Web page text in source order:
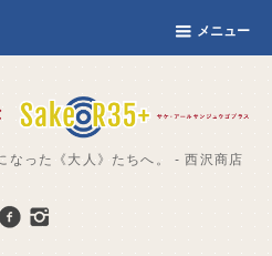
メニュー
なった《大人》たちへ。 - 西沢商店